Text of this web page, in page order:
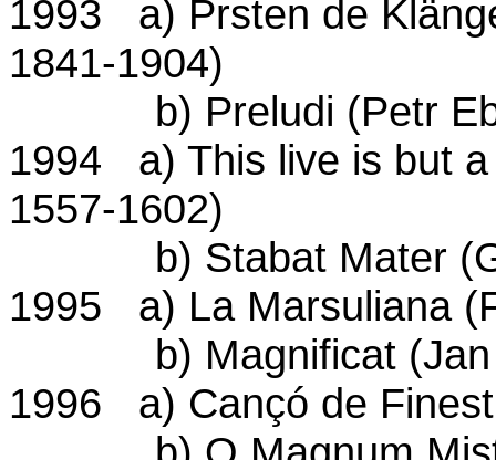
1993 a) Prsten de
1841-1904)
b) Preludi (Petr
1994 a) This live is but
1557-1602)
b) Stabat Mater
1995 a) La Marsuliana
b) Magnificat (Jan
1996 a) Cançó de